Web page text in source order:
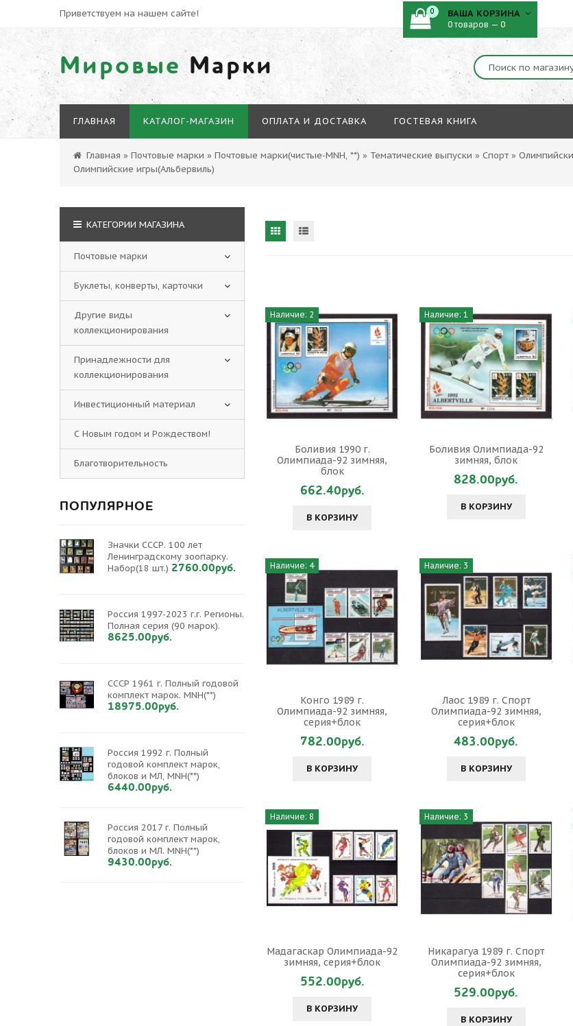
Приветствуем на нашем сайте!
Мировые Марки
0 ВАША КОРЗИНА
0 товаров — 0
ГЛАВНАЯ КАТАЛОГ-МАГАЗИН ОПЛАТА И ДОСТАВКА ГОСТЕВАЯ КНИГА
Главная » Почтовые марки » Почтовые марки(чистые-MNH, **) » Тематические выпуски » Спорт »
Олимпийские игры(Альбервиль)
Наличие: 2
Боливия 1990 г.
Олимпиада-92 зимняя,
блок
662.40руб.
В КОРЗИНУ
Наличие: 1
Боливия Олимпиада-92
зимняя, блок
828.00руб.
В КОРЗИНУ
Наличие: 4
Конго 1989 г.
Олимпиада-92 зимняя,
серия+блок
782.00руб.
В КОРЗИНУ
Наличие: 3
Лаос 1989 г. Спорт
Олимпиада-92 зимняя,
серия+блок
483.00руб.
В КОРЗИНУ
Наличие: 8
Мадагаскар Олимпиада-92
зимняя, серия+блок
552.00руб.
В КОРЗИНУ
Наличие: 3
Никарагуа 1989 г. Спорт
Олимпиада-92 зимняя,
серия+блок
529.00руб.
В КОРЗИНУ
КАТЕГОРИИ МАГАЗИНА
Почтовые марки
Буклеты, конверты, карточки
Другие виды
коллекционирования
Принадлежности для
коллекционирования
Инвестиционный материал
С Новым годом и Рождеством!
Благотворительность
ПОПУЛЯРНОЕ
Значки СССР. 100 лет
Ленинградскому зоопарку.
Набор(18 шт.) 2760.00руб.
Россия 1997-2023 г.г. Регионы.
Полная серия (90 марок).
8625.00руб.
СССР 1961 г. Полный годовой
комплект марок. MNH(**)
18975.00руб.
Россия 1992 г. Полный
годовой комплект марок,
блоков и МЛ, MNH(**)
6440.00руб.
Россия 2017 г. Полный
годовой комплект марок,
блоков и МЛ. MNH(**)
9430.00руб.